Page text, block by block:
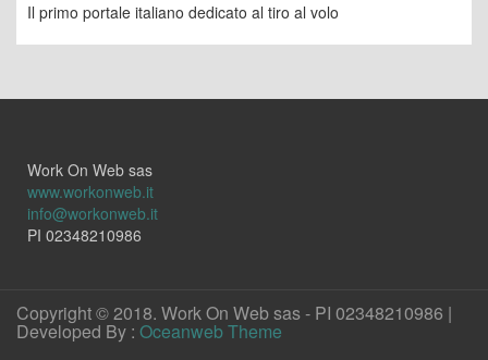
Il primo portale italiano dedicato al tiro al volo
Work On Web sas
www.workonweb.it
info@workonweb.it
PI 02348210986
Copyright © 2018. Work On Web sas - PI 02348210986 |
Developed By : Oceanweb Theme